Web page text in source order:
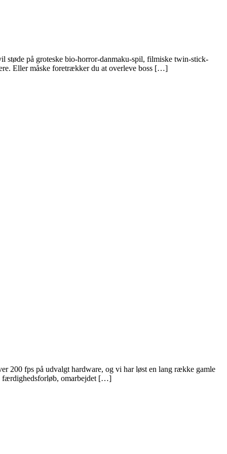
støde på groteske bio-horror-danmaku-spil, filmiske twin-stick-
Eller måske foretrækker du at overleve boss […]
200 fps på udvalgt hardware, og vi har løst en lang række gamle
færdighedsforløb, omarbejdet […]